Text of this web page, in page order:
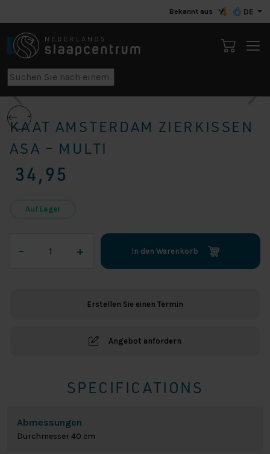
Bekannt aus DE
KAAT AMSTERDAM ZIERKISSEN
ASA – MULTI
34,95
Auf Lager
–
Amsterdam
+ In den Warenkorb
Erstellen Sie einen Termin
Angebot anfordern
SPECIFICATIONS
Abmessungen
Durchmesser 40 cm